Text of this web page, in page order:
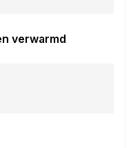
verwarmd